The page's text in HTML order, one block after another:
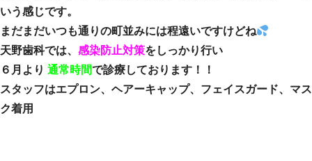
いう感じです。
まだまだいつも通りの町並みには程遠いですけどね
天野歯科では、 感染防止対策をしっかり行い
６月より 通常時間で診療しております！！
スタッフはエプロン、ヘアーキャップ、フェイスガード、マス
ク着用